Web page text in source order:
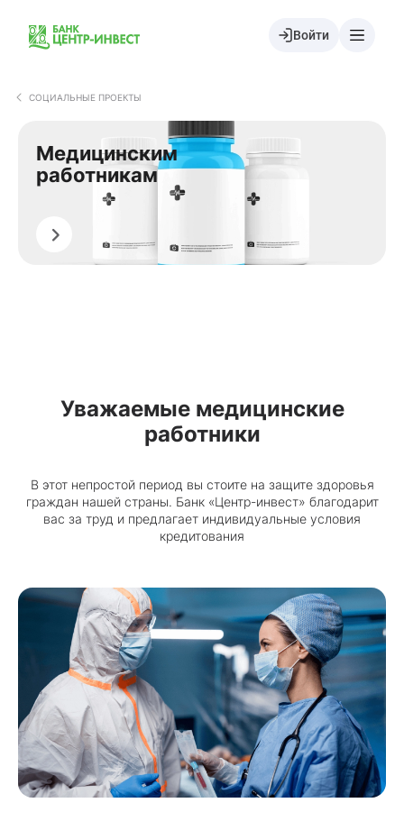
Войти
СОЦИАЛЬНЫЕ ПРОЕКТЫ
Медицинским
работникам
Подать заявку
Уважаемые медицинские
работники
В этот непростой период вы стоите на защите здоровья
граждан нашей страны. Банк «Центр-инвест» благодарит
вас за труд и предлагает индивидуальные условия
кредитования